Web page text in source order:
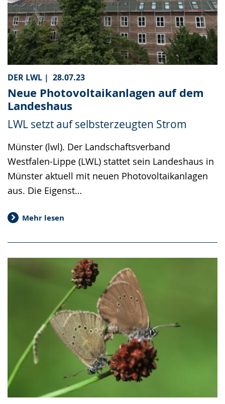
DER LWL | 28.07.23
Neue Photovoltaikanlagen auf dem
Landeshaus
LWL setzt auf selbsterzeugten Strom
Münster (lwl). Der Landschaftsverband
Westfalen-Lippe (LWL) stattet sein Landeshaus in
Münster aktuell mit neuen Photovoltaikanlagen
aus. Die Eigenst…
Mehr lesen